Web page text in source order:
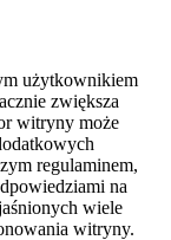
użytkownikiem
zwiększa
witryny może
regulaminem,
na
wiele
witryny.